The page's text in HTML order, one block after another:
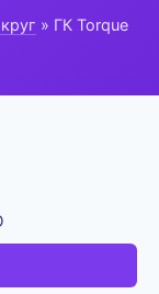
» ГК Torque